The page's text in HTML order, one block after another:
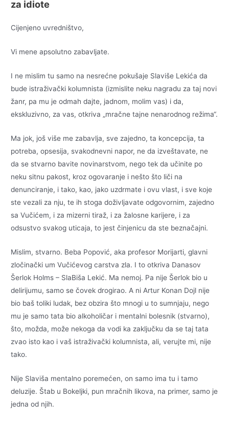
za idiote
Cijenjeno uvredništvo,
Vi mene apsolutno zabavljate.
I ne mislim tu samo na nesrećne pokušaje Slaviše Lekića da
bude istraživački kolumnista (izmislite neku nagradu za taj novi
žanr, pa mu je odmah dajte, jadnom, molim vas) i da,
ekskluzivno, za vas, otkriva „mračne tajne nenarodnog režima“.
Ma jok, još više me zabavlja, sve zajedno, ta koncepcija, ta
potreba, opsesija, svakodnevni napor, ne da izveštavate, ne
da se stvarno bavite novinarstvom, nego tek da učinite po
neku sitnu pakost, kroz ogovaranje i nešto što liči na
denunciranje, i tako, kao, jako uzdrmate i ovu vlast, i sve koje
ste vezali za nju, te ih stoga doživljavate odgovornim, zajedno
sa Vučićem, i za mizerni tiraž, i za žalosne karijere, i za
odsustvo svakog uticaja, to jest činjenicu da ste beznačajni.
Mislim, stvarno. Beba Popović, aka profesor Morijarti, glavni
zločinački um Vučićevog carstva zla. I to otkriva Danasov
Šerlok Holms – SlaBiša Lekić. Ma nemoj. Pa nije Šerlok bio u
delirijumu, samo se čovek drogirao. A ni Artur Konan Dojl nije
bio baš toliki ludak, bez obzira što mnogi u to sumnjaju, nego
mu je samo tata bio alkoholičar i mentalni bolesnik (stvarno),
što, možda, može nekoga da vodi ka zaključku da se taj tata
zvao isto kao i vaš istraživački kolumnista, ali, verujte mi, nije
tako.
Nije Slaviša mentalno poremećen, on samo ima tu i tamo
deluzije. Štab u Bokeljki, pun mračnih likova, na primer, samo je
jedna od njih.